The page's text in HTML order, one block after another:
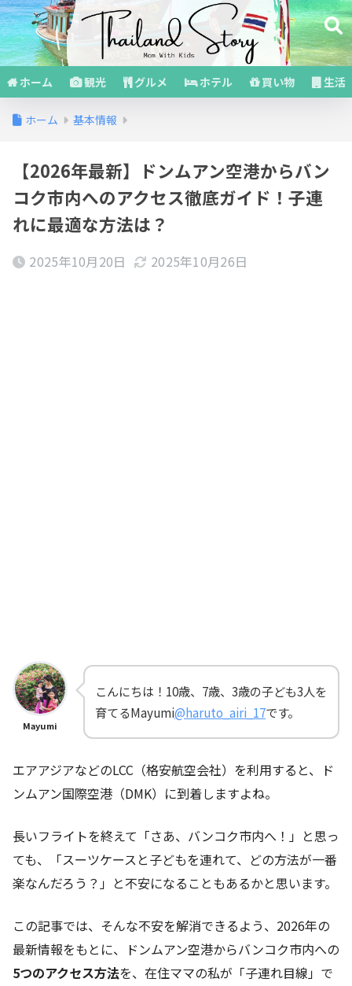
ホーム 観光 グルメ ホテル 買い物 生活
ホーム 基本情報
【2026年最新】ドンムアン空港からバン
コク市内へのアクセス徹底ガイド！子連
れに最適な方法は？
2025年10月20日 2025年10月26日
Mayumi
こんにちは！10歳、7歳、3歳の子ども3人を
育てるMayumi@haruto_airi_17です。
エアアジアなどのLCC（格安航空会社）を利用すると、ド
ンムアン国際空港（DMK）に到着しますよね。
長いフライトを終えて「さあ、バンコク市内へ！」と思っ
ても、「スーツケースと子どもを連れて、どの方法が一番
楽なんだろう？」と不安になることもあるかと思います。
この記事では、そんな不安を解消できるよう、2026年の
最新情報をもとに、ドンムアン空港からバンコク市内への
5つのアクセス方法を、在住ママの私が「子連れ目線」で